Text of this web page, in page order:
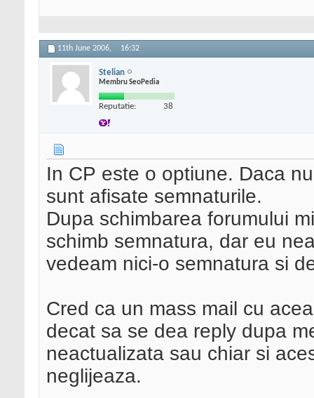
11th June 2006, 16:32
Stelian
Membru SeoPedia
Reputatie: 38
In CP este o optiune. Daca
sunt afisate semnaturile.
Dupa schimbarea forumului
schimb semnatura, dar eu
vedeam nici-o semnatura si
Cred ca un mass mail cu
decat sa se dea reply dupa
neactualizata sau chiar si
neglijeaza.